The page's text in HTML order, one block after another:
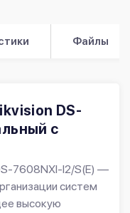
Файлы
DS-
с
7608NXI-I2/S(E) —
систем
высокую